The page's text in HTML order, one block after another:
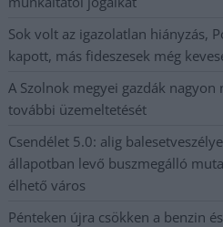
Sok volt az igazolatlan hiányzás,
kapott, más fideszesek még
A Szolnok megyei gazdák nagyon
további üzemeltetését
Csendélet 5.0: alig
állapotban levő buszmegálló
élhető város
Pénteken újra csökken a benzin